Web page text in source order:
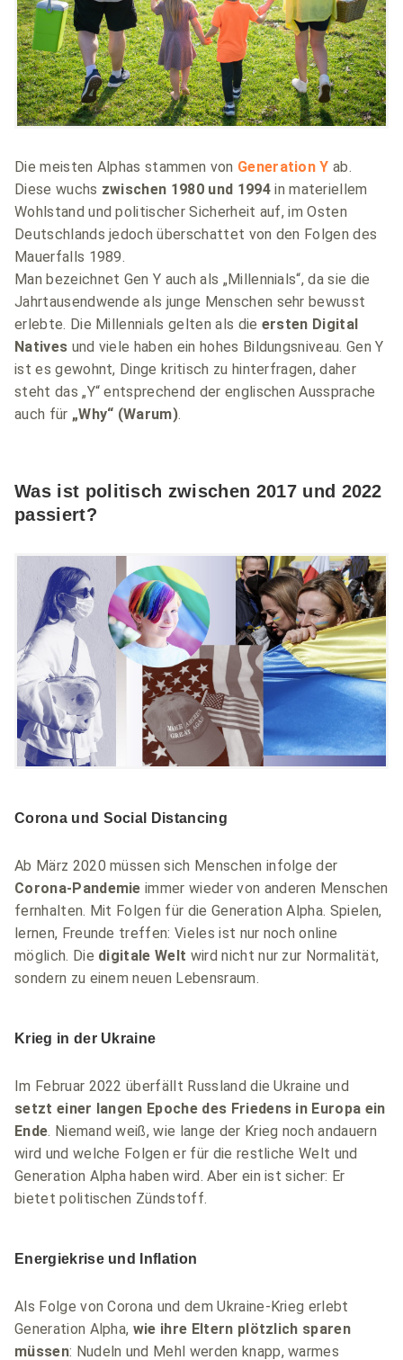
Die meisten Alphas stammen von Generation Y ab.
Diese wuchs zwischen 1980 und 1994in materiellem
Wohlstand und politischer Sicherheit auf, im Osten
Deutschlands jedoch überschattet von den Folgen des
Mauerfalls 1989.
Man bezeichnet Gen Y auch als „Millennials“, da sie die
Jahrtausendwende als junge Menschen sehr bewusst
erlebte. Die Millennials gelten als die ersten Digital
Natives und viele haben ein hohes Bildungsniveau. Gen Y
ist es gewohnt, Dinge kritisch zu hinterfragen, daher
steht das „Y“ entsprechend der englischen Aussprache
auch für „Why“ (Warum).
Was ist politisch zwischen 2017 und 2022
passiert?
Corona und Social Distancing
Ab März 2020 müssen sich Menschen infolge der
Corona-Pandemie immer wieder von anderen Menschen
fernhalten. Mit Folgen für die Generation Alpha. Spielen,
lernen, Freunde treffen: Vieles ist nur noch online
möglich. Die digitale Welt wird nicht nur zur Normalität,
sondern zu einem neuen Lebensraum.
Krieg in der Ukraine
Im Februar 2022 überfällt Russland die Ukraine und
setzt einer langen Epoche des Friedens in Europa ein
Ende. Niemand weiß, wie lange der Krieg noch andauern
wird und welche Folgen er für die restliche Welt und
Generation Alpha haben wird. Aber ein ist sicher: Er
bietet politischen Zündstoff.
Energiekrise und Inflation
Als Folge von Corona und dem Ukraine-Krieg erlebt
Generation Alpha, wie ihre Eltern plötzlich sparen
müssen: Nudeln und Mehl werden knapp, warmes